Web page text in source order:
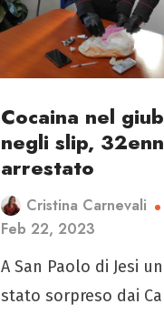
Cocaina nel
negli slip,
arrestato
Cristina Carnevali
Feb 22, 2023
A San Paolo di Jesi
stato sorpreso dai